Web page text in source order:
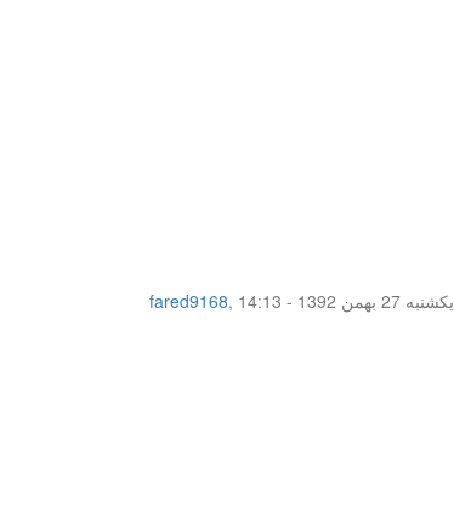
fared9168,
یکشنبه 27 بهمن 1392 - 14:13